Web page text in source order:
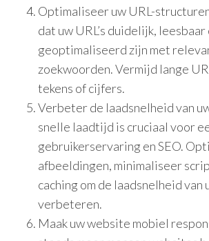
Optimaliseer uw URL-
dat uw URL’s duidelijk, leesbaar
geoptimaliseerd zijn met
zoekwoorden. Vermijd lange
tekens of cijfers.
Verbeter de laadsnelheid van
snelle laadtijd is cruciaal voor
gebruikerservaring en SEO.
afbeeldingen, minimaliseer
caching om de laadsnelheid
verbeteren.
Maak uw website mobiel